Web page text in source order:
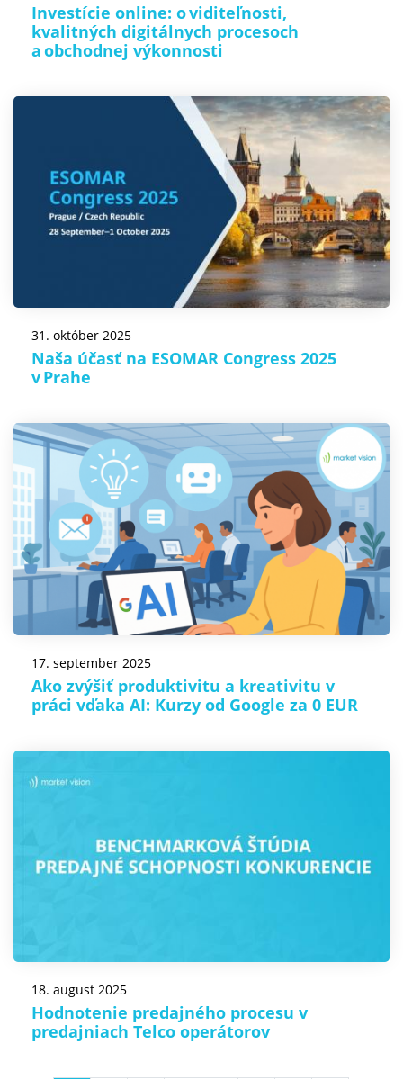
Investície online: o viditeľnosti,
kvalitných digitálnych procesoch
a obchodnej výkonnosti
31. október 2025
Naša účasť na ESOMAR Congress 2025
v Prahe
17. september 2025
Ako zvýšiť produktivitu a kreativitu v
práci vďaka AI: Kurzy od Google za 0 EUR
18. august 2025
Hodnotenie predajného procesu v
predajniach Telco operátorov